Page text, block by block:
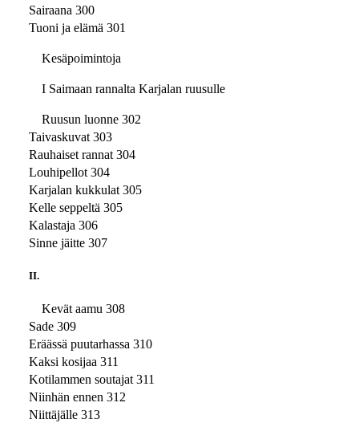
Sairaana 300
Tuoni ja elämä 301
Kesäpoimintoja
I Saimaan rannalta Karjalan ruusulle
Ruusun luonne 302
Taivaskuvat 303
Rauhaiset rannat 304
Louhipellot 304
Karjalan kukkulat 305
Kelle seppeltä 305
Kalastaja 306
Sinne jäitte 307
II.
Kevät aamu 308
Sade 309
Eräässä puutarhassa 310
Kaksi kosijaa 311
Kotilammen soutajat 311
Niinhän ennen 312
Niittäjälle 313